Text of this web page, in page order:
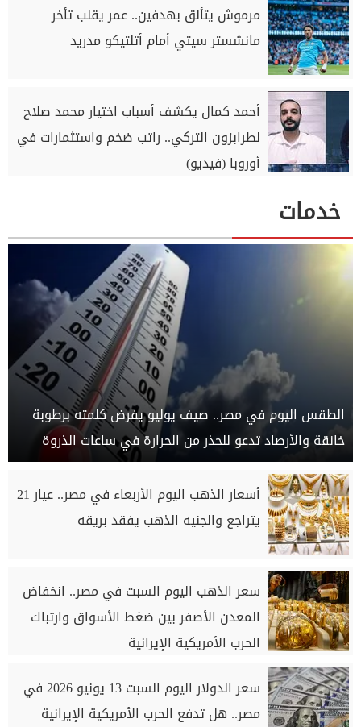
مرموش يتألق بهدفين.. عمر يقلب تأخر
مانشستر سيتي أمام أتلتيكو مدريد
أحمد كمال يكشف أسباب اختيار محمد صلاح
لطرابزون التركي.. راتب ضخم واستثمارات في
أوروبا (فيديو)
خدمات
الطقس اليوم في مصر.. صيف يوليو يفرض كلمته برطوبة
خانقة والأرصاد تدعو للحذر من الحرارة في ساعات الذروة
أسعار الذهب اليوم الأربعاء في مصر.. عيار 21
يتراجع والجنيه الذهب يفقد بريقه
سعر الذهب اليوم السبت في مصر.. انخفاض
المعدن الأصفر بين ضغط الأسواق وارتباك
الحرب الأمريكية الإيرانية
سعر الدولار اليوم السبت 13 يونيو 2026 في
مصر.. هل تدفع الحرب الأمريكية الإيرانية